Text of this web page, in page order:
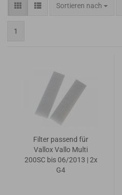
Sortieren nach
Sortieren nach
1
Filter passend für
Vallox Vallo Multi
200SC bis 06/2013 | 2x
G4